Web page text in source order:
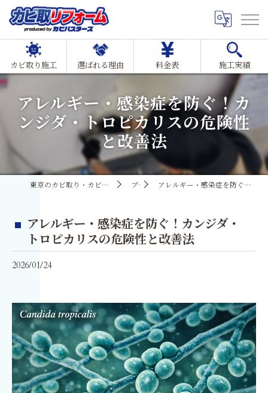
カビ取り施工 選ばれる理由 料金表 施工実績
アレルギー・感染症を防ぐ！カ
ンジダ・トロピカリスの危険性
と改善法
東京のカビ取り・カビ対策ならMIST工法®カビ取リフォーム ブログ アレルギー・感染症を防ぐ！カンジダ・トロピカリスの危険性と改善法
アレルギー・感染症を防ぐ！カンジダ・
トロピカリスの危険性と改善法
2026/01/24